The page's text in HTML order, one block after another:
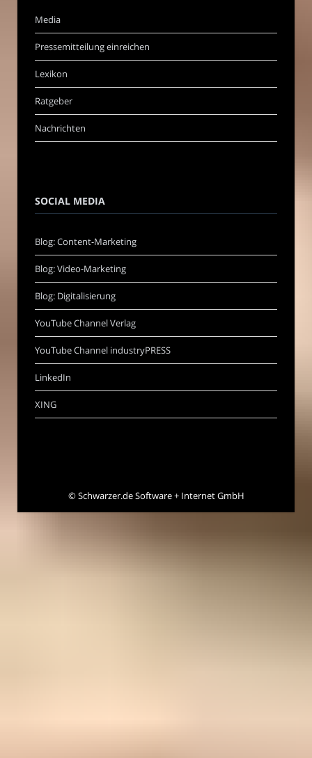
Media
Pressemitteilung einreichen
Lexikon
Ratgeber
Nachrichten
SOCIAL MEDIA
Blog: Content-Marketing
Blog: Video-Marketing
Blog: Digitalisierung
YouTube Channel Verlag
YouTube Channel industryPRESS
LinkedIn
XING
©Schwarzer.de Software + Internet GmbH